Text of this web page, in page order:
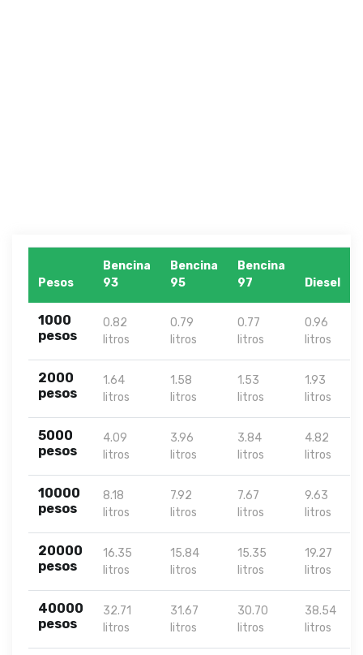
Pesos
Bencina
93
Bencina
95
Bencina
97
Diesel
1000
pesos
0.82
litros
0.79
litros
0.77
litros
0.96
litros
2000
pesos
1.64
litros
1.58
litros
1.53
litros
1.93
litros
5000
pesos
4.09
litros
3.96
litros
3.84
litros
4.82
litros
10000
pesos
8.18
litros
7.92
litros
7.67
litros
9.63
litros
20000
pesos
16.35
litros
15.84
litros
15.35
litros
19.27
litros
40000
pesos
32.71
litros
31.67
litros
30.70
litros
38.54
litros